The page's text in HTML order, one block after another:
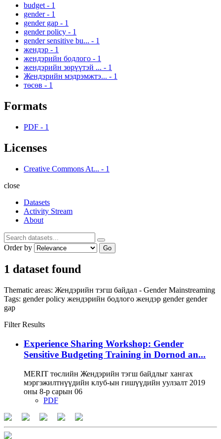
budget - 1
gender - 1
gender gap - 1
gender policy - 1
gender sensitive bu... - 1
жендэр - 1
жендэрийн бодлого - 1
жендэрийн зөрүүтэй ... - 1
Жендэрийн мэдрэмжтэ... - 1
төсөв - 1
Formats
PDF - 1
Licenses
Creative Commons At... - 1
close
Datasets
Activity Stream
About
Order by Go
1 dataset found
Thematic areas: Жендэрийн тэгш байдал - Gender Mainstreaming
Tags: gender policy жендэрийн бодлого жендэр gender gender
gap
Filter Results
Experience Sharing Workshop: Gender
Sensitive Budgeting Training in Dornod an...
MERIT төслийн Жендэрийн тэгш байдлыг хангах
мэргэжилтнүүдийн клуб-ын гишүүдийн уулзалт 2019
оны 8-р сарын 06
PDF